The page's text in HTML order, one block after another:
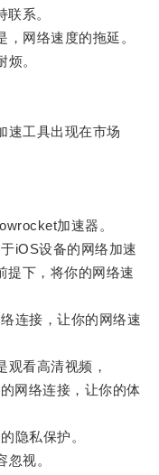
系。
网络速度的拖延。
。
工具出现在市场
加速器。
iOS设备的网络加速
提下，将你的网络速
连接，让你的网络速
看高清视频，
网络连接，让你的体
私保护。
视。